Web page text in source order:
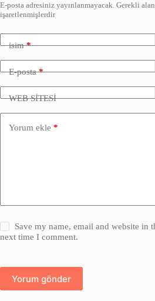
E-posta adresiniz yayınlanmayacak. Gerekli
işaretlenmişlerdir
isim*
E-posta*
WEB SİTESİ
Yorum ekle *
Save my name, email and website in
next time I comment.
Yorum gönder